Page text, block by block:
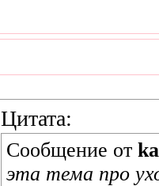
Цитата:
Сообщение от
эта тема про